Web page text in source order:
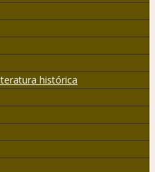
histórica